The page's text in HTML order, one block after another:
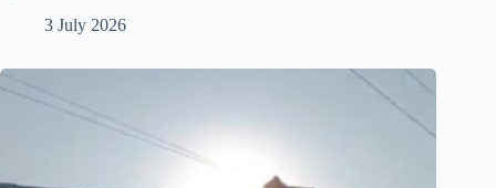
3 July 2026